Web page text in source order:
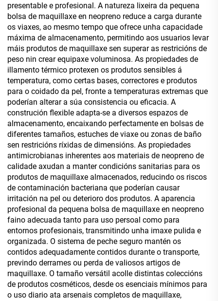
presentable e profesional. A natureza lixeira da pequena
bolsa de maquillaxe en neopreno reduce a carga durante
os viaxes, ao mesmo tempo que ofrece unha capacidade
máxima de almacenamento, permitindo aos usuarios levar
máis produtos de maquillaxe sen superar as restricións de
peso nin crear equipaxe voluminosa. As propiedades de
illamento térmico protexen os produtos sensibles á
temperatura, como certas bases, correctores e produtos
para o coidado da pel, fronte a temperaturas extremas que
poderían alterar a súa consistencia ou eficacia. A
construción flexible adapta-se a diversos espazos de
almacenamento, encaixando perfectamente en bolsas de
diferentes tamaños, estuches de viaxe ou zonas de baño
sen restricións ríxidas de dimensións. As propiedades
antimicrobianas inherentes aos materiais de neopreno de
calidade axudan a manter condicións sanitarias para os
produtos de maquillaxe almacenados, reducindo os riscos
de contaminación bacteriana que poderían causar
irritación na pel ou deterioro dos produtos. A aparencia
profesional da pequena bolsa de maquillaxe en neopreno
faino adecuada tanto para uso persoal como para
entornos profesionais, transmitindo unha imaxe pulida e
organizada. O sistema de peche seguro mantén os
contidos adequadamente contidos durante o transporte,
previndo derrames ou perda de valiosos artigos de
maquillaxe. O tamaño versátil acolle distintas coleccións
de produtos cosméticos, desde os esenciais mínimos para
o uso diario ata arsenais completos de maquillaxe,